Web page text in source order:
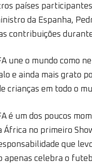
países
da Espanha,
contribuições
une o mundo como
e ainda mais grato
crianças em todo o
é um dos poucos
no primeiro
que
apenas celebra o